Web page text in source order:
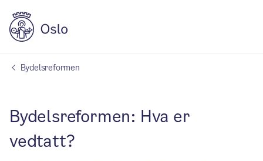
Bydelsreformen
Bydelsreformen: Hva er
vedtatt?